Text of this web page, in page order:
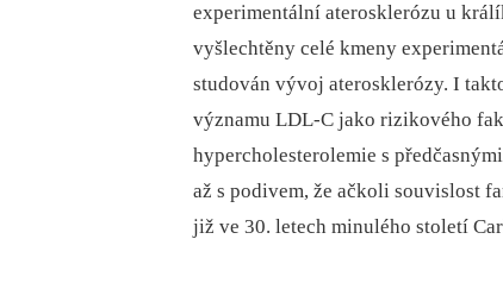
experimentální aterosklerózu u
vyšlechtěny celé kmeny
studován vývoj aterosklerózy. I
významu LDL-C jako rizikového
hypercholesterolemie s
až s podivem, že ačkoli souvislost
již ve 30. letech minulého století